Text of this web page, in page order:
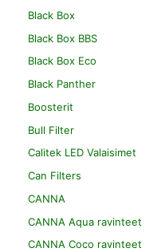
Black Box
Black Box BBS
Black Box Eco
Black Panther
Boosterit
Bull Filter
Calitek LED Valaisimet
Can Filters
CANNA
CANNA Aqua ravinteet
CANNA Coco ravinteet